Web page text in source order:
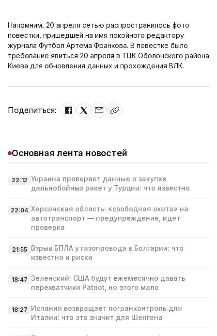
Напомним, 20 апреля сетью распространилось фото
повестки, пришедшей на имя покойного редактору
журнала Футбол Артема Франкова. В повестке было
требование явиться 20 апреля в ТЦК Оболонского района
Киева для обновления данных и прохождения ВЛК.
Поделиться:
Основная лента новостей
22:12 Украина проверяет данные о закупке
дальнобойных ракет у Турции: что известно
22:04 Херсонская область: «свободная охота» на
автотранспорт — предупреждение, идет
проверка
21:55
Взрыв БПЛА у газопровода в Болгарии: что
известно и риски
18:47 Зеленский: США будут ежемесячно давать
перехватчики Patriot, но этого мало
18:27 Испания возвращает погранконтроль для
Италии: что это значит для Шенгена